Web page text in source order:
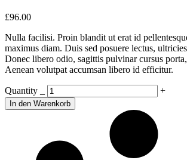
£96.00
Nulla facilisi. Proin blandit ut erat id
maximus diam. Duis sed posuere lectus,
Donec libero odio, sagittis pulvinar cursus
Aenean volutpat accumsan libero id efficitur.
Photo
Book
III
Quantity +
In den Warenkorb